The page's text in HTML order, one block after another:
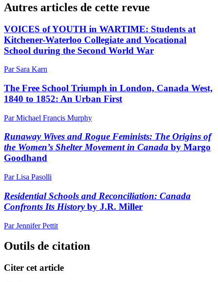
Autres articles de cette revue
VOICES of YOUTH in WARTIME: Students at
Kitchener-Waterloo Collegiate and Vocational
School during the Second World War
Par Sara Karn
The Free School Triumph in London, Canada West,
1840 to 1852: An Urban First
Par Michael Francis Murphy
Runaway Wives and Rogue Feminists: The Origins of
the Women’s Shelter Movement in Canada by Margo
Goodhand
Par Lisa Pasolli
Residential Schools and Reconciliation: Canada
Confronts Its Historyby J.R. Miller
Par Jennifer Pettit
Outils de citation
Citer cet article